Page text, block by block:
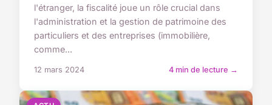
l'étranger, la fiscalité joue un rôle crucial dans
l'administration et la gestion de patrimoine des
particuliers et des entreprises (immobilière,
comme...
12 mars 2024 4 min de lecture →